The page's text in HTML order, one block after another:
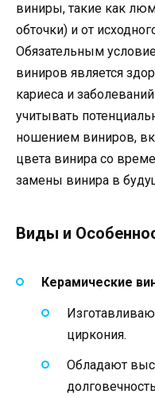
виниры, такие как
обточки) и от
Обязательным
виниров является
кариеса и
учитывать
ношением виниров,
цвета винира со
замены винира в
Виды и
Керамические
циркония.
Обладают